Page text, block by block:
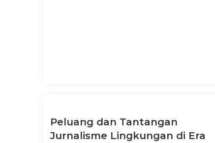
Peluang dan Tantangan
Jurnalisme Lingkungan di Era